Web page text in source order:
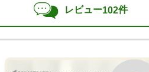
レビュー102件